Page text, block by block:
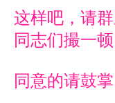
这样吧，请
同志们撮一顿
同意的请鼓